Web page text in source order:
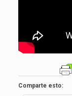
Comparte esto: